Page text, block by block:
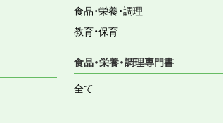
食品・栄養・調理
教育・保育
食品・栄養・調理専門書
全て